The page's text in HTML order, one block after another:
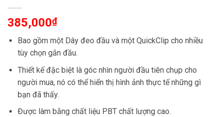
385,000₫
Bao gồm một Dây đeo đầu và một QuickClip cho nhiều
tùy chọn gắn đầu.
Thiết kế đặc biệt là góc nhìn người đầu tiên chụp cho
người mua, nó có thể hiển thị hình ảnh thực tế những gì
bạn đã thấy.
Được làm bằng chất liệu PBT chất lượng cao.